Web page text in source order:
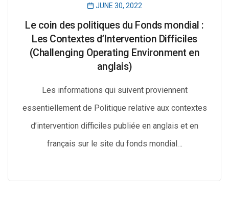
JUNE 30, 2022
Le coin des politiques du Fonds mondial :
Les Contextes d’Intervention Difficiles
(Challenging Operating Environment en
anglais)
Les informations qui suivent proviennent
essentiellement de Politique relative aux contextes
d’intervention difficiles publiée en anglais et en
français sur le site du fonds mondial…